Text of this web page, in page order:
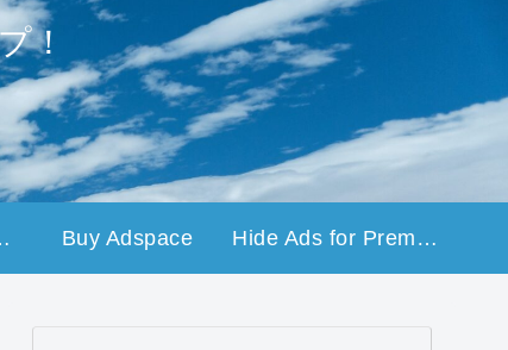
！
シー Buy Adspace Hide Ads for Premium Members